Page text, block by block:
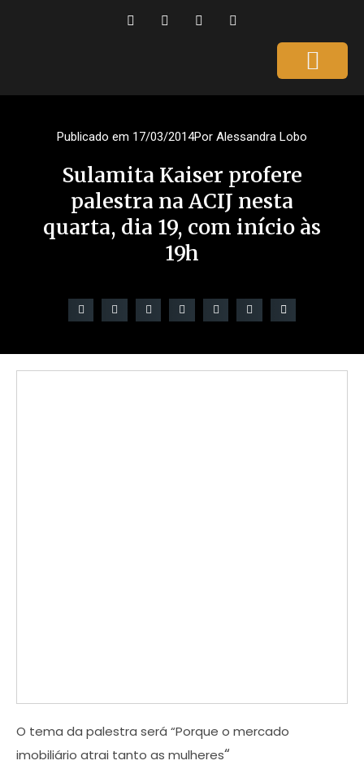
Publicado em 17/03/2014Por Alessandra Lobo
Sulamita Kaiser profere
palestra na ACIJ nesta
quarta, dia 19, com início às
19h
O tema da palestra será “Porque o mercado
imobiliário atrai tanto as mulheres“